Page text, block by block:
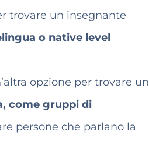
trovare un insegnante
o native level
opzione per trovare un
come gruppi di
persone che parlano la